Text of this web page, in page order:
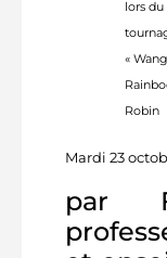
lors du
«
Robin
Mardi 23
par